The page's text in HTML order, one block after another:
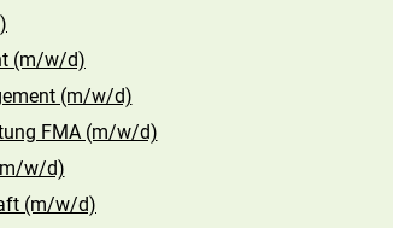
(m/w/d)
(m/w/d)
FMA (m/w/d)
w/d)
(m/w/d)